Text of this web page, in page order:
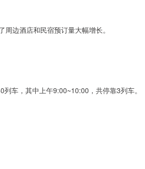
边酒店和民宿预订量大幅增长。
车，其中上午9:00~10:00，共停靠3列车。